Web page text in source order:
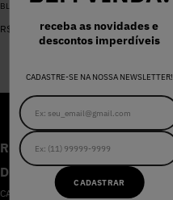
receba as novidades e
descontos imperdíveis
CADASTRE-SE NA NOSSA NEWSLETTER!
CADASTRAR
BLUSA SARJA LARA PEROLA
R$ 00
RECEBA AS NOVIDADES E
DESCONTOS IMPERDÍVEIS
CADASTRE-SE NA NOSSA NEWSLETTER